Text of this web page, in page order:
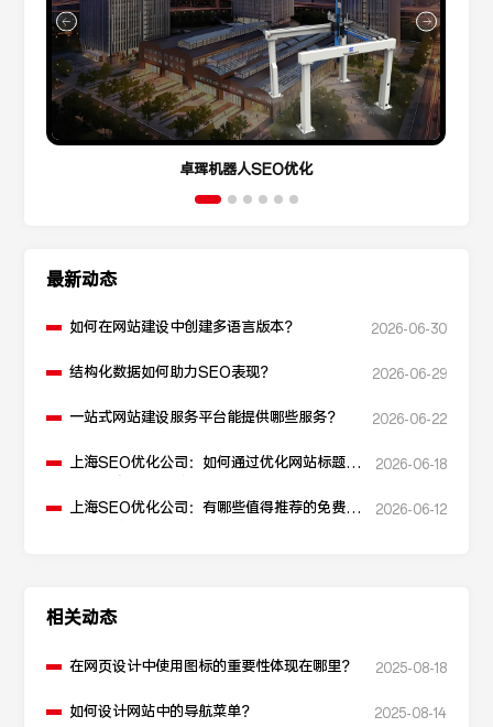
卓珲机器人SEO优化
最新动态
如何在网站建设中创建多语言版本？ 2026-06-30
结构化数据如何助力SEO表现？ 2026-06-29
一站式网站建设服务平台能提供哪些服务？ 2026-06-22
上海SEO优化公司：如何通过优化网站标题提
2026-06-18
上海SEO优化公司：有哪些值得推荐的免费
2026-06-12
相关动态
在网页设计中使用图标的重要性体现在哪里？ 2025-08-18
如何设计网站中的导航菜单？ 2025-08-14